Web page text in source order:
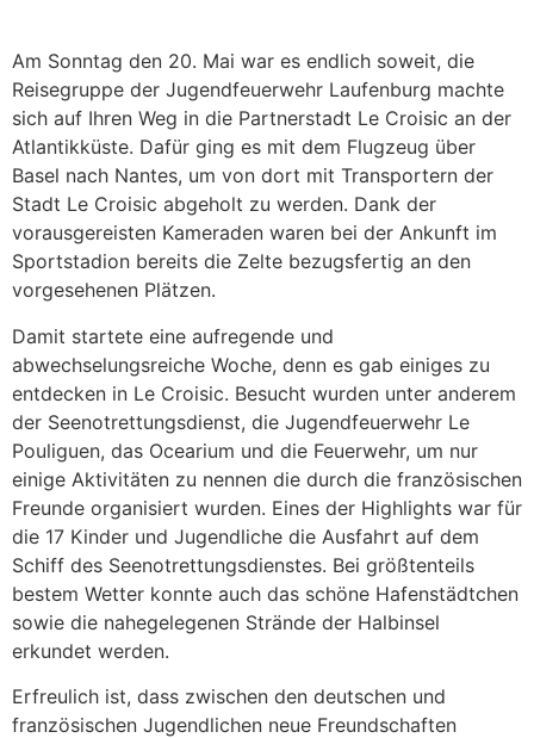
Am Sonntag den 20. Mai war es endlich soweit, die
Reisegruppe der Jugendfeuerwehr Laufenburg machte
sich auf Ihren Weg in die Partnerstadt Le Croisic an der
Atlantikküste. Dafür ging es mit dem Flugzeug über
Basel nach Nantes, um von dort mit Transportern der
Stadt Le Croisic abgeholt zu werden. Dank der
vorausgereisten Kameraden waren bei der Ankunft im
Sportstadion bereits die Zelte bezugsfertig an den
vorgesehenen Plätzen.
Damit startete eine aufregende und
abwechselungsreiche Woche, denn es gab einiges zu
entdecken in Le Croisic. Besucht wurden unter anderem
der Seenotrettungsdienst, die Jugendfeuerwehr Le
Pouliguen, das Ocearium und die Feuerwehr, um nur
einige Aktivitäten zu nennen die durch die französischen
Freunde organisiert wurden. Eines der Highlights war für
die 17 Kinder und Jugendliche die Ausfahrt auf dem
Schiff des Seenotrettungsdienstes. Bei größtenteils
bestem Wetter konnte auch das schöne Hafenstädtchen
sowie die nahegelegenen Strände der Halbinsel
erkundet werden.
Erfreulich ist, dass zwischen den deutschen und
französischen Jugendlichen neue Freundschaften